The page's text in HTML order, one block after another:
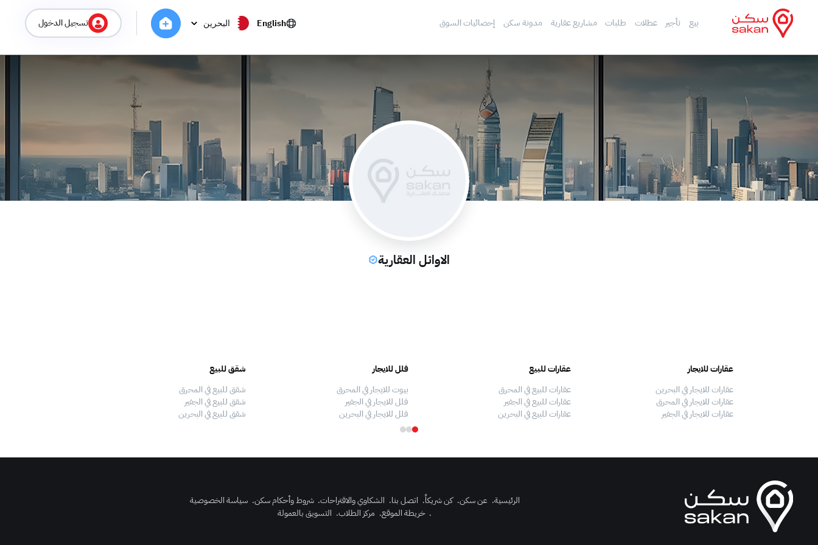
بيع تأجير عطلات طلبات مشاريع عقارية مدونة سكن إحصائيات السوق English البحرين تسجيل الدخول
الاوائل العقارية
عقارات للايجار
عقارات للايجار في البحرين
عقارات للايجار في المحرق
عقارات للايجار في الجفير
عقارات للبيع
عقارات للبيع في المحرق
عقارات للبيع في الجفير
عقارات للبيع في البحرين
فلل للايجار
بيوت للايجار في المحرق
فلل للايجار في الجفير
فلل للايجار في البحرين
شقق للبيع
شقق للبيع في المحرق
شقق للبيع في الجفير
شقق للبيع في البحرين
الرئيسية. عن سكن. كن شريكاً. اتصل بنا. الشكاوي والاقتراحات. شروط وأحكام سكن. سياسة الخصوصية
. خريطة الموقع. مركز الطلاب. التسويق بالعمولة